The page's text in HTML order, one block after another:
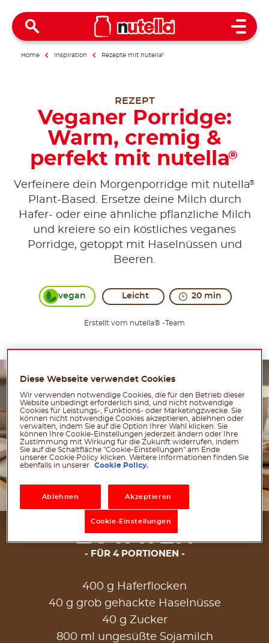
Open
Home Inspiration Rezepte mit nutella®
REZEPT
Veganer Porridge:
Warm, cremig &
perfekt mit nutella®
Verfeinere dein Morgenporridge mit nutella®
Plant-Based. Ersetze deine Milch durch
Hafer- oder eine ähnliche pflanzliche Milch
und kreiere so ein köstliches veganes
Porridge, getoppt mit Haselnüssen und
Beeren.
vegan Leicht 20 min
Erstellt vom nutella® -Team
ZUTATEN
FÜR 4 PORTIONEN
400 g Haferflocken
40 g grob gehackte Haselnüsse
40 g Zucker
800 ml ungesüßte Sojamilch
Diese Webseite verwendet Cookies
Wir verwenden notwendige Cookies, die für den Betrieb dieser
Website unbedingt erforderlich sind, und nicht notwendige
Cookies für Leistungs-, Funktions- oder Marketingzwecke. Sie
können nicht notwendige Cookies akzeptieren, ablehnen oder
verwalten, indem Sie auf die Option Ihrer Wahl klicken. Sie
können Ihre Cookie-Einstellungen jederzeit ändern oder Ihre
Zustimmung mit Wirkung für die Zukunft widerrufen, indem
Sie auf die Schaltfläche "Cookie-Einstellungen" am Ende
unserer Cookie Policy klicken. Weitere Informationen finden Sie
ebenfalls in unserer
Cookie Policy.
Ablehnen Akzeptieren
Cookie-Einstellungen